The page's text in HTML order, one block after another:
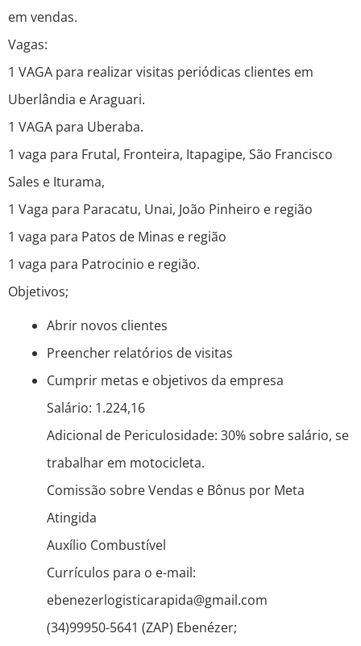
em vendas.
Vagas:
1 VAGA para realizar visitas periódicas clientes em
Uberlândia e Araguari.
1 VAGA para Uberaba.
1 vaga para Frutal, Fronteira, Itapagipe, São Francisco
Sales e Iturama,
1 Vaga para Paracatu, Unai, João Pinheiro e região
1 vaga para Patos de Minas e região
1 vaga para Patrocinio e região.
Objetivos;
Abrir novos clientes
Preencher relatórios de visitas
Cumprir metas e objetivos da empresa
Salário: 1.224,16
Adicional de Periculosidade: 30% sobre salário, se
trabalhar em motocicleta.
Comissão sobre Vendas e Bônus por Meta
Atingida
Auxílio Combustível
Currículos para o e-mail:
ebenezerlogisticarapida@gmail.com
(34)99950-5641 (ZAP) Ebenézer;